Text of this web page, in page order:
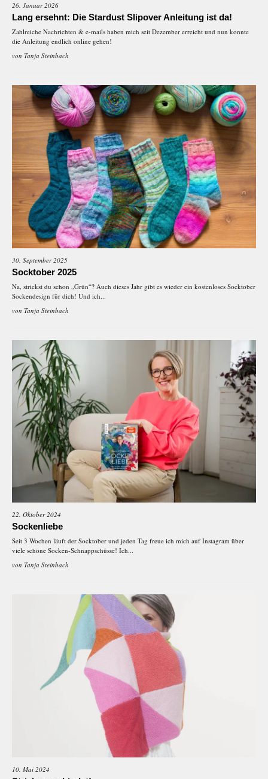
26. Januar 2026
Lang ersehnt: Die Stardust Slipover Anleitung ist da!
Zahlreiche Nachrichten & e-mails haben mich seit Dezember erreicht und nun konnte
die Anleitung endlich online gehen!
von Tanja Steinbach
30. September 2025
Socktober 2025
Na, strickst du schon „Grün“? Auch dieses Jahr gibt es wieder ein kostenloses Socktober
Sockendesign für dich! Und ich...
von Tanja Steinbach
22. Oktober 2024
Sockenliebe
Seit 3 Wochen läuft der Socktober und jeden Tag freue ich mich auf Instagram über
viele schöne Socken-Schnappschüsse! Ich...
von Tanja Steinbach
10. Mai 2024